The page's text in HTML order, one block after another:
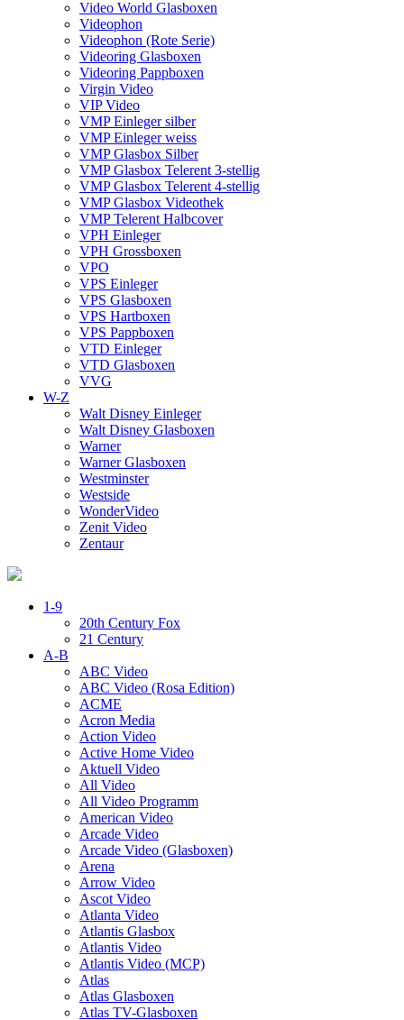
Video World Glasboxen
Videophon
Videophon (Rote Serie)
Videoring Glasboxen
Videoring Pappboxen
Virgin Video
VIP Video
VMP Einleger silber
VMP Einleger weiss
VMP Glasbox Silber
VMP Glasbox Telerent 3-stellig
VMP Glasbox Telerent 4-stellig
VMP Glasbox Videothek
VMP Telerent Halbcover
VPH Einleger
VPH Grossboxen
VPO
VPS Einleger
VPS Glasboxen
VPS Hartboxen
VPS Pappboxen
VTD Einleger
VTD Glasboxen
VVG
W-Z
Walt Disney Einleger
Walt Disney Glasboxen
Warner
Warner Glasboxen
Westminster
Westside
WonderVideo
Zenit Video
Zentaur
1-9
20th Century Fox
21 Century
A-B
ABC Video
ABC Video (Rosa Edition)
ACME
Acron Media
Action Video
Active Home Video
Aktuell Video
All Video
All Video Programm
American Video
Arcade Video
Arcade Video (Glasboxen)
Arena
Arrow Video
Ascot Video
Atlanta Video
Atlantis Glasbox
Atlantis Video
Atlantis Video (MCP)
Atlas
Atlas Glasboxen
Atlas TV-Glasboxen